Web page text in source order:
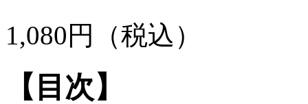
1,080円（税込）
【目次】